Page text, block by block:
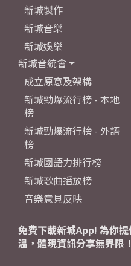
新城製作
新城音樂
新城娛樂
新城音統會
成立原意及架構
新城勁爆流行榜 - 本地
榜
新城勁爆流行榜 - 外語
榜
新城國語力排行榜
新城歌曲播放榜
音樂意見反映
免費下載新城App! 為你
溫，體現資訊分享無界限！